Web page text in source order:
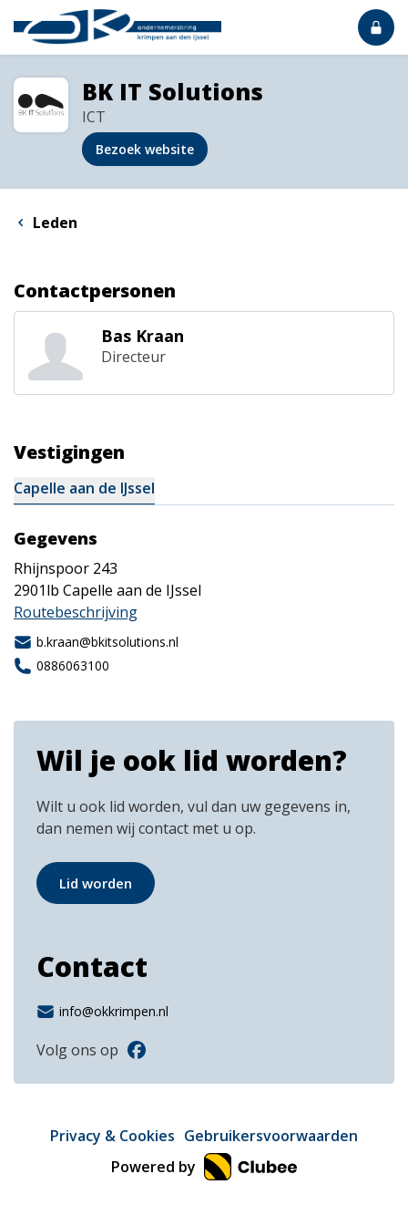
BK IT Solutions
ICT
Bezoek website
Leden
Contactpersonen
Bas Kraan
Directeur
Vestigingen
Capelle aan de IJssel
Gegevens
Rhijnspoor 243
2901lb Capelle aan de IJssel
Routebeschrijving
b.kraan@bkitsolutions.nl
0886063100
Wil je ook lid worden?
Wilt u ook lid worden, vul dan uw gegevens in,
dan nemen wij contact met u op.
Lid worden
Contact
info@okkrimpen.nl
Volg ons op
Privacy & Cookies Gebruikersvoorwaarden
Powered by